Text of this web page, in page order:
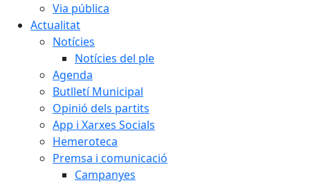
Via pública
Actualitat
Notícies
Notícies del ple
Agenda
Butlletí Municipal
Opinió dels partits
App i Xarxes Socials
Hemeroteca
Premsa i comunicació
Campanyes